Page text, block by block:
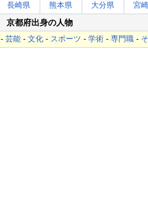
長崎県 熊本県 大分県 宮
京都府出身の人物
-芸能 -文化 - スポーツ -学術 -専門職 -